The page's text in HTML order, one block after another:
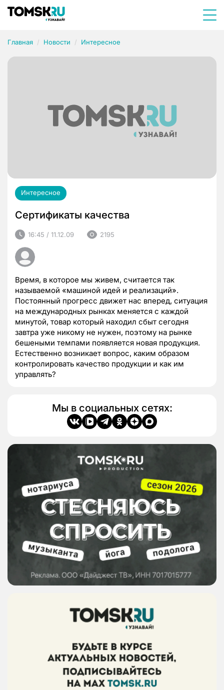
Главная Новости Интересное
Интересное
Сертификаты качества
16:45 / 11.12.09 2195
Время, в которое мы живем, считается так
называемой «машиной идей и реализаций».
Постоянный прогресс движет нас вперед, ситуация
на международных рынках меняется с каждой
минутой, товар который находил сбыт сегодня
завтра уже никому не нужен, поэтому на рынке
бешеными темпами появляется новая продукция.
Естественно возникает вопрос, каким образом
контролировать качество продукции и как им
управлять?
Мы в социальных сетях: